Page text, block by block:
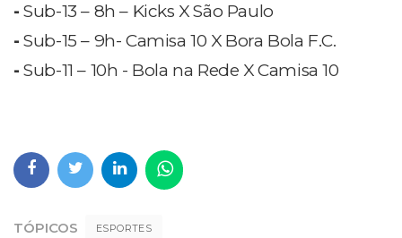
- Sub-13 – 8h – Kicks X São Paulo
- Sub-15 – 9h- Camisa 10 X Bora Bola F.C.
- Sub-11 – 10h - Bola na Rede X Camisa 10
TÓPICOS ESPORTES